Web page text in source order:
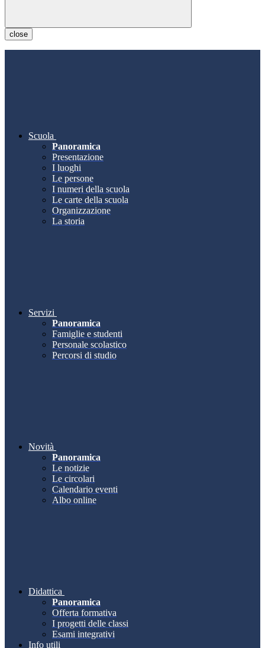
close
Scuola
Panoramica
Presentazione
I luoghi
Le persone
I numeri della scuola
Le carte della scuola
Organizzazione
La storia
Servizi
Panoramica
Famiglie e studenti
Personale scolastico
Percorsi di studio
Novità
Panoramica
Le notizie
Le circolari
Calendario eventi
Albo online
Didattica
Panoramica
Offerta formativa
I progetti delle classi
Esami integrativi
Info utili